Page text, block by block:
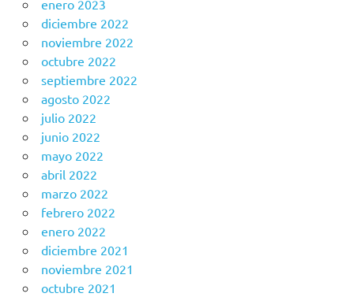
enero 2023
diciembre 2022
noviembre 2022
octubre 2022
septiembre 2022
agosto 2022
julio 2022
junio 2022
mayo 2022
abril 2022
marzo 2022
febrero 2022
enero 2022
diciembre 2021
noviembre 2021
octubre 2021